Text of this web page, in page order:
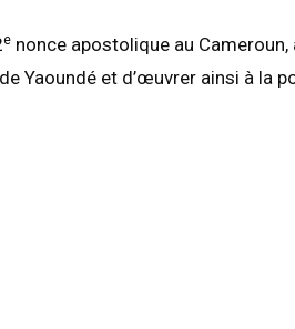
e nonce apostolique au
Yaoundé et d’œuvrer ainsi à la